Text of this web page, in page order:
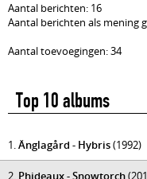
Aantal berichten: 16
Aantal berichten als mening
Aantal toevoegingen: 34
Top 10 albums
1.Änglagård - Hybris(1992)
2. Phideaux - Snowtorch